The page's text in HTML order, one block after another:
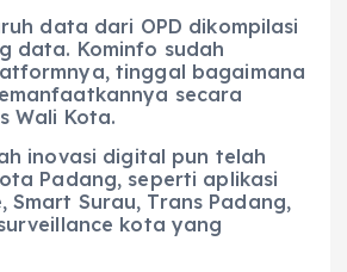
data dari OPD dikompilasi
data. Kominfo sudah
tinggal bagaimana
secara
Wali Kota.
inovasi digital pun telah
Padang, seperti aplikasi
Smart Surau, Trans Padang,
kota yang